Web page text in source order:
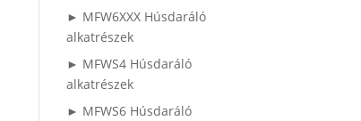
► MFW6XXX Húsdaráló
alkatrészek
► MFWS4 Húsdaráló
alkatrészek
► MFWS6 Húsdaráló